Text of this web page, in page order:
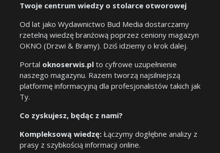
Twoje centrum wiedzy o stolarce otworowej
Od lat jako Wydawnictwo Bud Media dostarczamy
rzetelną wiedzę branżową poprzez ceniony magazyn
OKNO (Drzwi & Bramy). Dziś idziemy o krok dalej.
Portal oknoserwis.pl to cyfrowe uzupełnienie
naszego magazynu. Razem tworzą najsilniejszą
platformę informacyjną dla profesjonalistów takich jak
Ty.
Co zyskujesz, będąc z nami?
Kompleksową wiedzę: Łączymy dogłębne analizy z
prasy z szybkością informacji online.